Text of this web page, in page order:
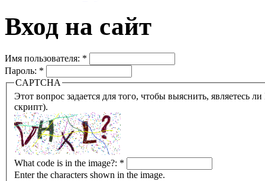
Вход на сайт
Имя пользователя: *
Пароль: *
CAPTCHA
Этот вопрос задается для того, чтобы выяснить, являетесь ли Вы человеком или представляете из себя робота
скрипт).
What code is in the image?: *
Enter the characters shown in the image.